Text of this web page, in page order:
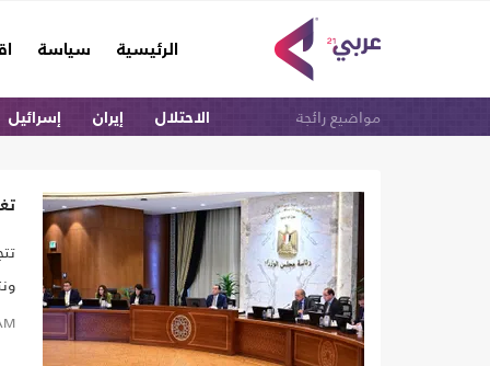
الرئيسية
(current) سياسة
مواضيع رائجة الاحتلال إيران إسرائيل